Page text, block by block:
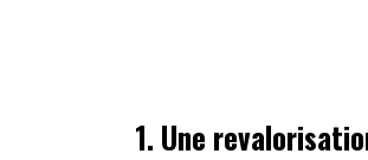
1. Une